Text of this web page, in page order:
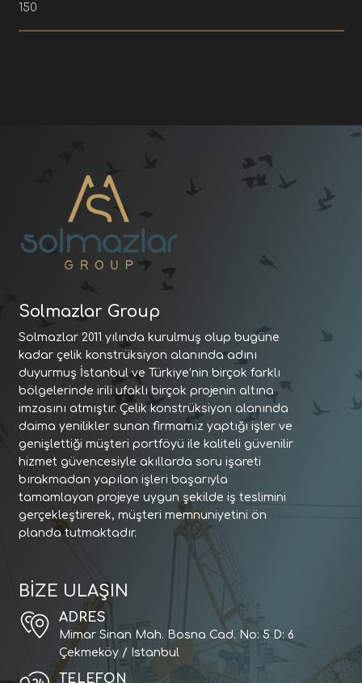
150
Solmazlar Group
Solmazlar 2011 yılında kurulmuş olup bugüne
kadar çelik konstrüksiyon alanında adını
duyurmuş İstanbul ve Türkiye’nin birçok farklı
bölgelerinde irili ufaklı birçok projenin altına
imzasını atmıştır. Çelik konstrüksiyon alanında
daima yenilikler sunan firmamız yaptığı işler ve
genişlettiği müşteri portföyü ile kaliteli güvenilir
hizmet güvencesiyle akıllarda soru işareti
bırakmadan yapılan işleri başarıyla
tamamlayan projeye uygun şekilde iş teslimini
gerçekleştirerek, müşteri memnuniyetini ön
planda tutmaktadır.
BİZE ULAŞIN
ADRES
Mimar Sinan Mah. Bosna Cad. No: 5 D: 6
Çekmeköy / Istanbul
TELEFON